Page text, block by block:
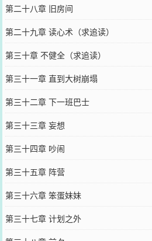
第二十八章 旧房间
第二十九章 读心术（求追读）
第三十章 不健全（求追读）
第三十一章 直到大树崩塌
第三十二章 下一班巴士
第三十三章 妄想
第三十四章 吵闹
第三十五章 阵营
第三十六章 笨蛋妹妹
第三十七章 计划之外